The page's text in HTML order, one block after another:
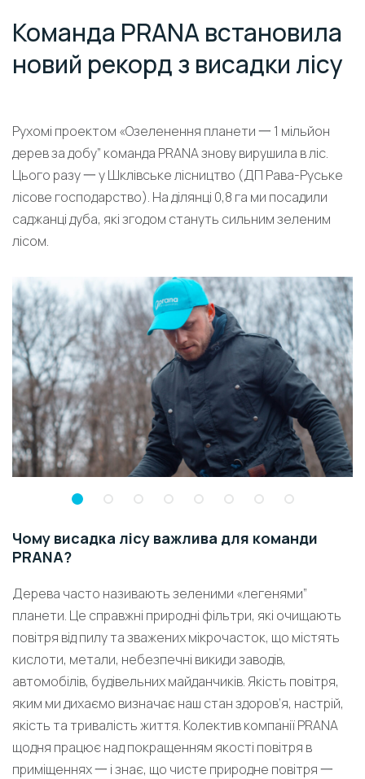
Команда PRANA встановила
новий рекорд з висадки лісу
Рухомі проектом «Озеленення планети 一 1 мільйон
дерев за добу” команда PRANA знову вирушила в ліс.
Цього разу 一 у Шклівське лісництво (ДП Рава-Руське
лісове господарство). На ділянці 0,8 га ми посадили
саджанці дуба, які згодом стануть сильним зеленим
лісом.
Чому висадка лісу важлива для команди
PRANA?
Дерева часто називають зеленими «легенями”
планети. Це справжні природні фільтри, які очищають
повітря від пилу та зважених мікрочасток, що містять
кислоти, метали, небезпечні викиди заводів,
автомобілів, будівельних майданчиків. Якість повітря,
яким ми дихаємо визначає наш стан здоров’я, настрій,
якість та тривалість життя. Колектив компанії PRANA
щодня працює над покращенням якості повітря в
приміщеннях 一 і знає, що чисте природне повітря 一